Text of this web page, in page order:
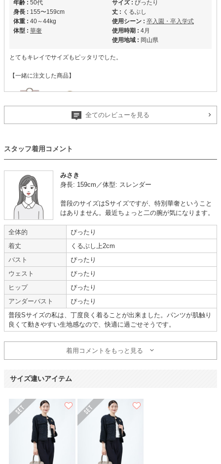
年齢 : 50代
身長 : 155〜159cm
体重 : 40～44kg
体型 : 華奢
サイズ : ぴったり
丈 : くるぶし
使用シーン : 卒入園・卒入学式
使用時期 : 4月
使用地域 : 岡山県
とてもキレイでサイズもピッタリでした。
【一緒に注文した商品】
UNITED
年齢 :
30代後半
身長 :150〜154cm
体重 :45～49kg
体型 :
サイズ :ぴったり
丈 :くるぶし
使用地域 :大阪府
レンタルとは思えない程キレイでした。
大満足です。
年齢 :30代前半
身長 :155〜159cm
サイズ :ぴったり
使用シーン : 卒入園・卒入学式
MAYGLOBE Veil
全てのレビューを見る
スタッフ着用コメント
みさき
身長: 159cm／体型: スレンダー
普段のサイズはSサイズですが、特別華奢ということ
はありません。最近ちょっと二の腕が気になります。
全体的
ぴったり
着丈
くるぶし上2cm
バスト
ぴったり
ウェスト
ぴったり
ヒップ
ぴったり
アンダーバスト
ぴったり
普段Sサイズの私は、丁度良く着ることが出来ました。パンツが肌触り
良くて動きやすい生地感なので、快適に過ごせそうです。
着用コメントをもっと見る
サイズ違いアイテム